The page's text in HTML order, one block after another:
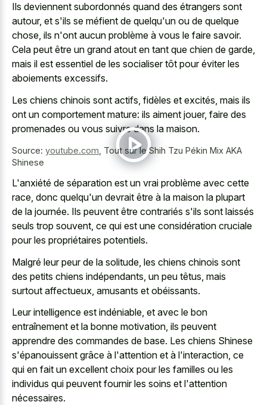
Ils deviennent subordonnés quand des étrangers sont
autour, et s'ils se méfient de quelqu'un ou de quelque
chose, ils n'ont aucun problème à vous le faire savoir.
Cela peut être un grand atout en tant que chien de garde,
mais il est essentiel de les socialiser tôt pour éviter les
aboiements excessifs.
Les chiens chinois sont actifs, fidèles et excités, mais ils
ont un comportement mature: ils aiment jouer, faire des
promenades ou vous suivre dans la maison.
Source: youtube.com Tout sur le Shih Tzu Pékin Mix AKA
Shinese
L'anxiété de séparation est un vrai problème avec cette
race, donc quelqu'un devrait être à la maison la plupart
de la journée. Ils peuvent être contrariés s'ils sont laissés
seuls trop souvent, ce qui est une considération cruciale
pour les propriétaires potentiels.
Malgré leur peur de la solitude, les chiens chinois sont
des petits chiens indépendants, un peu têtus, mais
surtout affectueux, amusants et obéissants.
Leur intelligence est indéniable, et avec le bon
entraînement et la bonne motivation, ils peuvent
apprendre des commandes de base. Les chiens Shinese
s'épanouissent grâce à l'attention et à l'interaction, ce
qui en fait un excellent choix pour les familles ou les
individus qui peuvent fournir les soins et l'attention
nécessaires.